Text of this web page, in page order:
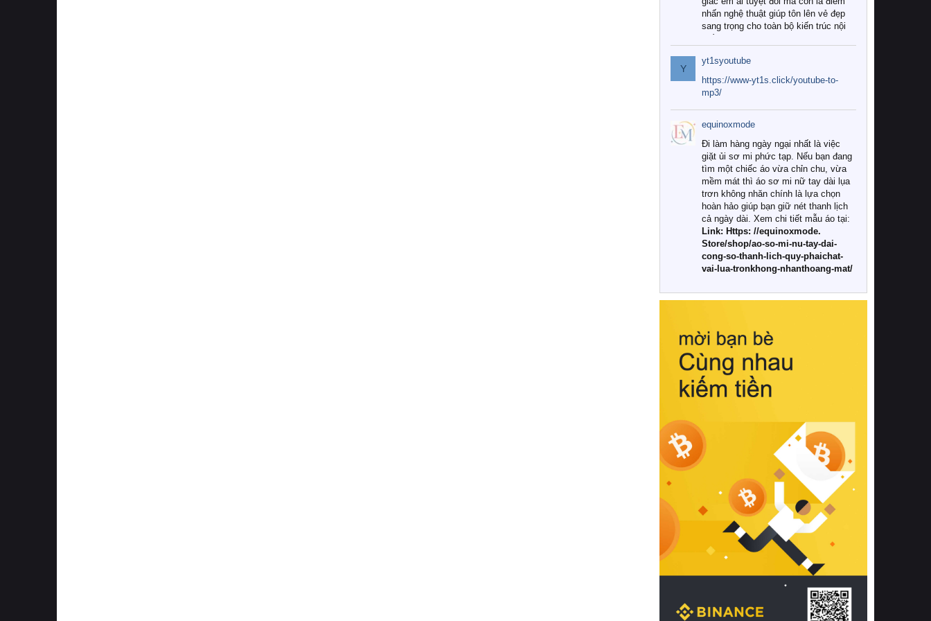
nhấn nghệ thuật giúp tôn lên vẻ đẹp
sang trọng cho toàn bộ kiến trúc nội
Tuy nhiên, giữa thị trường đa dạng
với vô vàn thương hiệu và mẫu mã
như hiện nay, làm thế nào để chọn
được những bộ chăn ga gối đệm cao
cấp thực sự chất lượng, phù hợp với
khí hậu và nhu cầu sử dụng của gia
đình? Hãy cùng chúng tôi đi tìm lời
giải đáp chi tiết qua bài viết dưới đây.
1. Tại sao các gia đình hiện đại lại ưa
chuộng chăn ga gối đệm cao cấp?
Khác với các dòng sản phẩm thông
thường, những bộ chăn ga gối đệm
cao cấp trải qua quy trình sản xuất
nghiêm ngặt từ khâu chọn lọc nguyên
liệu tự nhiên đến công nghệ dệt
nhuộm hiện đại không chứa hóa chất
này, bạn sẽ cảm nhận rõ rệt sự khác
hồi chuẩn xác của phần đệm nâng đỡ
cột sống.
Bên cạnh đó, việc lựa chọn các dòng
sản phẩm đạt chuẩn chất lượng quốc
tế còn giúp ngăn ngừa tình trạng kích
khuẩn và nấm mốc trong điều kiện
thời tiết nóng ẩm. Bạn có thể tìm hiểu
thêm các nghiên cứu khoa học về tác
động của giấc ngủ và môi trường
phòng ngủ đối với sức khỏe con
người tại Sleep Foundation (External
Link) để có cái nhìn toàn diện hơn.
2. Các tiêu chí vàng khi lựa chọn
chăn ga gối đệm cao cấp cho phòng
ngủ
Để sở hữu một bộ chăn ga gối đệm
cao cấp hoàn hảo cả về thẩm mỹ lẫn
công năng, người tiêu dùng cần cân
nhắc kỹ lưỡng các tiêu chí quan trọng
Y
yt1syoutube
https://www-yt1s.click/youtube-to-
mp3/
equinoxmode
Đi làm hàng ngày ngại nhất là việc
giặt ủi sơ mi phức tạp. Nếu bạn đang
tìm một chiếc áo vừa chỉn chu, vừa
mềm mát thì áo sơ mi nữ tay dài lụa
trơn không nhăn chính là lựa chọn
hoàn hảo giúp bạn giữ nét thanh lịch
cả ngày dài. Xem chi tiết mẫu áo tại:
Link: Https: //equinoxmode.
Store/shop/ao-so-mi-nu-tay-dai-
cong-so-thanh-lich-quy-phaichat-
vai-lua-tronkhong-nhanthoang-mat/